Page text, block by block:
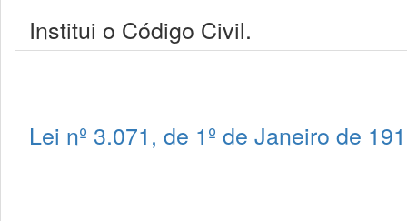
Institui o Código Civil.
Lei nº 3.071, de 1º de Janeiro de